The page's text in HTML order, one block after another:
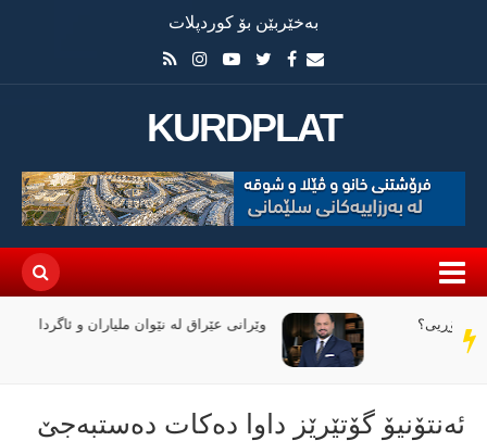
بەخێربێن بۆ کوردپلات
KURDPLAT
سەر
دێڕ
وێرانی عێراق لە نێوان ملیاران و ئاگردا
ئەنتۆنیۆ گۆتێرێز داوا دەکات دەستبەجێ